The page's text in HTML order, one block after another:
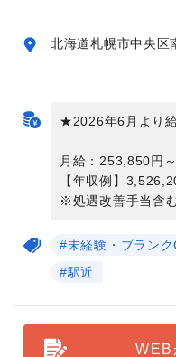
北海道札幌市中央
★2026年6月より
月給：253,850円～
【年収例】
※処遇改善手当含
#未経験・ブランク
#駅近
WEB